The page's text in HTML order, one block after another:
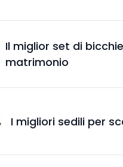
Il miglior set di
matrimonio
I migliori sedili per